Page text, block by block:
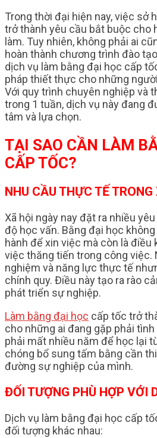
Trong thời đại hiện nay, việc sở
trở thành yêu cầu bắt buộc cho
làm. Tuy nhiên, không phải ai
hoàn thành chương trình đào
dịch vụ làm bằng đại học cấp
pháp thiết thực cho những
Với quy trình chuyên nghiệp và
trong 1 tuần, dịch vụ này đang
tâm và lựa chọn.
TẠI SAO CẦN LÀM
CẤP TỐC?
NHU CẦU THỰC TẾ
Xã hội ngày nay đặt ra nhiều
độ học vấn. Bằng đại học
hành để xin việc mà còn là
việc thăng tiến trong công việc.
nghiệm và năng lực thực tế
chính quy. Điều này tạo ra rào
phát triển sự nghiệp.
Làm bằng đại học cấp tốc trở
cho những ai đang gặp phải tình
phải mất nhiều năm để học lại
chóng bổ sung tấm bằng cần
đường sự nghiệp của mình.
ĐỐI TƯỢNG PHÙ HỢP VỚI
Dịch vụ làm bằng đại học cấp
đối tượng khác nhau: